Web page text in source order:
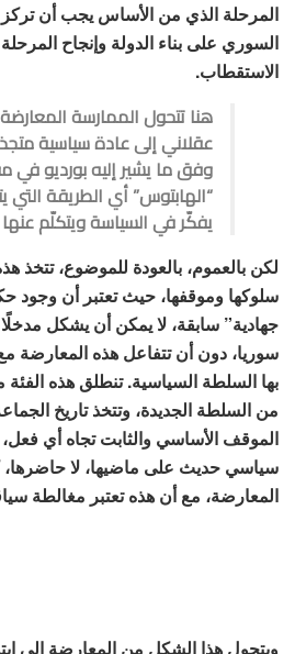
المرحلة الذي من الأساس يجب أن
السوري على بناء الدولة وإنجاح المرحلة
الاستقطاب.
هنا تتحول الممارسة
عقلاني إلى عادة سياسية
وفق ما يشير إليه بورديو
“الهابتوس” أي الطريقة التي
يفكّر في السياسة ويتكلّم
لكن بالعموم، بالعودة للموضوع، تتخذ
سلوكها وموقفها، حيث تعتبر أن وجود
جهادية” سابقة، لا يمكن أن يشكل
سوريا، دون أن تتفاعل هذه المعارضة
بها السلطة السياسية. تنطلق هذه
من السلطة الجديدة، وتتخذ تاريخ
الموقف الأساسي والثابت تجاه أي
سياسي حديث على ماضيها، لا حاضرها،
المعارضة، مع أن هذه تعتبر مغالطة